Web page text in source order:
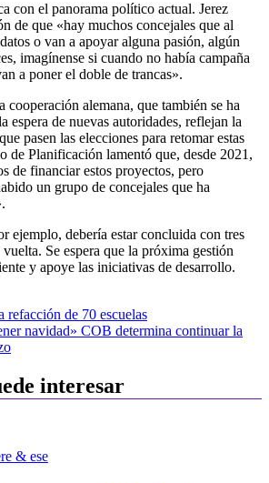
con el panorama político actual. Jerez
de que «hay muchos concejales que al
o van a apoyar alguna pasión, algún
imagínense si cuando no había campaña
a poner el doble de trancas».
cooperación alemana, que también se ha
espera de nuevas autoridades, reflejan la
pasen las elecciones para retomar estas
de Planificación lamentó que, desde 2021,
de financiar estos proyectos, pero
un grupo de concejales que ha
ejemplo, debería estar concluida con tres
Se espera que la próxima gestión
y apoye las iniciativas de desarrollo.
refacción de 70 escuelas
navidad» COB determina continuar la
interesar
& ese